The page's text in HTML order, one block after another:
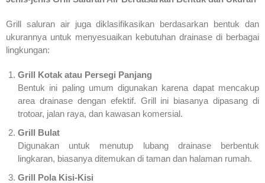
Grill saluran air juga diklasifikasikan berdasarkan bentuk dan
ukurannya untuk menyesuaikan kebutuhan drainase di berbagai
lingkungan:
Grill Kotak atau Persegi Panjang
Bentuk ini paling umum digunakan karena dapat mencakup
area drainase dengan efektif. Grill ini biasanya dipasang di
trotoar, jalan raya, dan kawasan komersial.
Grill Bulat
Digunakan untuk menutup lubang drainase berbentuk
lingkaran, biasanya ditemukan di taman dan halaman rumah.
Grill Pola Kisi-Kisi